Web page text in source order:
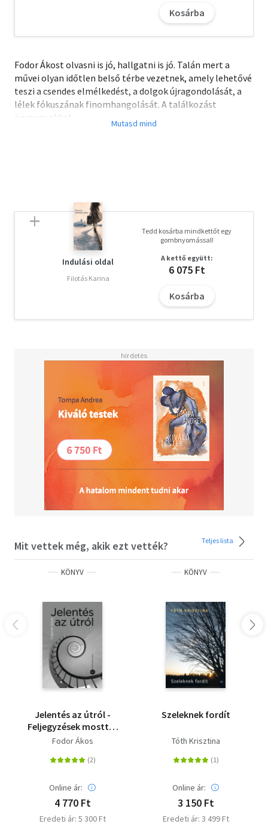
Kosárba
Fodor Ákost olvasni is jó, hallgatni is jó. Talán mert a
művei olyan időtlen belső térbe vezetnek, amely lehetővé
teszi a csendes elmélkedést, a dolgok újragondolását, a
lélek fókuszának finomhangolását. A találkozást
önmagunkkal.
A szerző verseiből összeállított második, Fülszöveg
formában kézbe is adjuk.
Olvasd el mások véleményét is!
Indulási oldal
Filotás Karina
Tedd kosárba mindkettőt egy
gombnyomással!
A kettő együtt:
6 075 Ft
Kosárba
Mit vettek még, akik ezt vették? Teljes lista
KÖNYV
Jelentés az útról -
Feljegyzések mosttól
mostig
Fodor Ákos
Online ár:
4 770 Ft
Eredeti ár: 5 300 Ft
KÖNYV
Szeleknek fordít
Tóth Krisztina
Online ár:
3 150 Ft
Eredeti ár: 3 499 Ft